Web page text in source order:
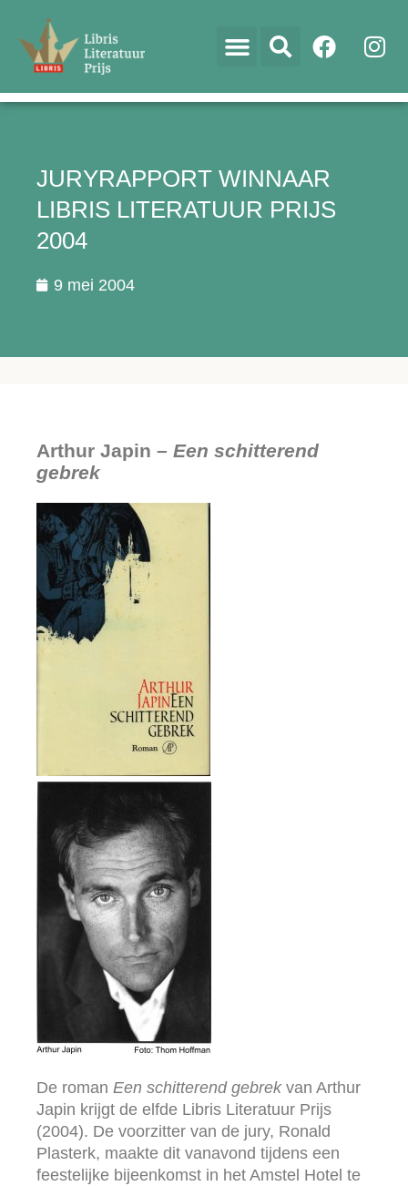
JURYRAPPORT WINNAAR
LIBRIS LITERATUUR PRIJS
2004
9 mei 2004
Arthur Japin – Een schitterend
gebrek
De roman Een schitterend gebrekvan Arthur
Japin krijgt de elfde Libris Literatuur Prijs
(2004). De voorzitter van de jury, Ronald
Plasterk, maakte dit vanavond tijdens een
feestelijke bijeenkomst in het Amstel Hotel te